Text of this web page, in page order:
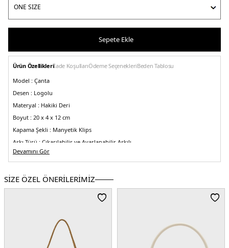
Sepete Ekle
Ürün Özellikleriİade KoşullarıÖdeme SeçenekleriBeden Tablosu
Model : Çanta
Desen : Logolu
Materyal : Hakiki Deri
Boyut : 20 x 4 x 12 cm
Kapama Şekli : Manyetik Klips
Askı Türü : Çıkarılabilir ve Ayarlanabilir Askılı
Detaylar :- Bir adet cep ve sekiz kart yuvasına sahip
olarak taşıyabilir veya eller serbest stil için ayarlanabilir, çıkarılabilir logolu
Devamını Gör
SİZE ÖZEL ÖNERİLERİMİZ